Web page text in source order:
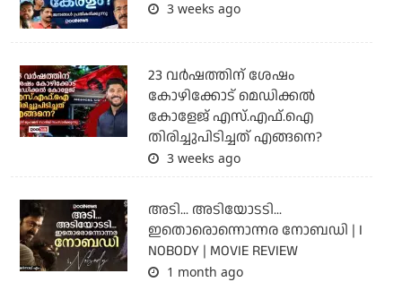
3 weeks ago
23 വർഷത്തിന് ശേഷം
കോഴിക്കോട് മെഡിക്കൽ
കോളേജ് എസ്.എഫ്.ഐ
തിരിച്ചുപിടിച്ചത് എങ്ങനെ?
3 weeks ago
അടി... അടിയോടടി...
ഇതൊരൊന്നൊന്നര നോബഡി | I
NOBODY | MOVIE REVIEW
1 month ago